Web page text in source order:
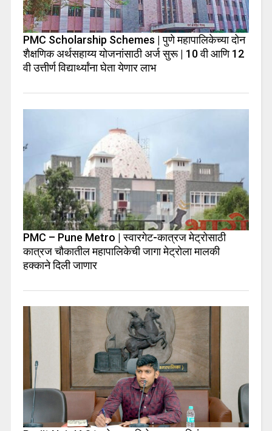
PMC Scholarship Schemes | पुणे महापालिकेच्या दोन
शैक्षणिक अर्थसहाय्य योजनांसाठी अर्ज सुरू | 10 वी आणि 12
वी उत्तीर्ण विद्यार्थ्यांना घेता येणार लाभ
PMC – Pune Metro | स्वारगेट-कात्रज मेट्रोसाठी
कात्रज चौकातील महापालिकेची जागा मेट्रोला मालकी
हक्काने दिली जाणार